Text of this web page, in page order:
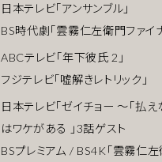
日本テレビ「アンサンブル」
BS時代劇「雲霧仁左衛門ファイ
ABCテレビ「年下彼氏 2」
フジテレビ「嘘解きレトリック」
日本テレビ「ゼイチョー ～「払え
はワケがある 」3話ゲスト
BSプレミアム / BS4K「雲霧仁左